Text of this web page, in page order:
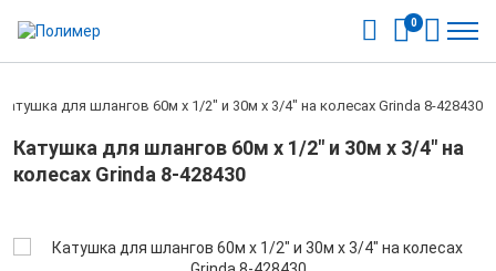
0
Катушка для шлангов 60м х 1/2" и 30м х 3/4" на колесах Grinda 8-428430
Катушка для шлангов 60м х 1/2" и 30м х 3/4" на
колесах Grinda 8-428430